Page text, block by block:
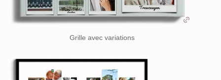
Grille avec variations